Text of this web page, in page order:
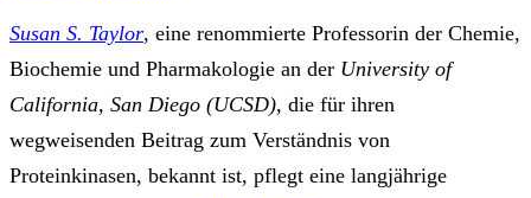
Susan S. Taylor, eine renommierte Professorin der Chemie,
Biochemie und Pharmakologie an der University of
California, San Diego (UCSD), die für ihren
wegweisenden Beitrag zum Verständnis von
Proteinkinasen, bekannt ist, pflegt eine langjährige